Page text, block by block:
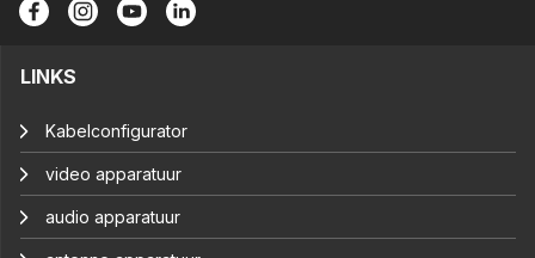
LINKS
Kabelconfigurator
video apparatuur
audio apparatuur